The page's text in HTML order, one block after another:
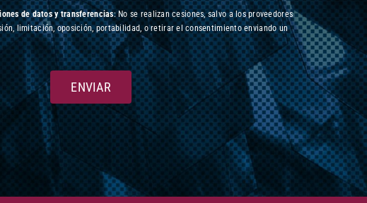
de datos y transferencias: No se realizan cesiones, salvo a los proveedores
limitación, oposición, portabilidad, o retirar el consentimiento enviando un
ENVIAR